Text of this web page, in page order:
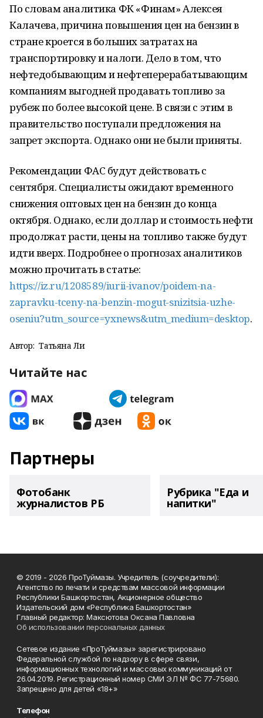
По словам аналитика ФК «Финам» Алексея
Калачева, причина повышения цен на бензин в
стране кроется в больших затратах на
транспортировку и налоги. Дело в том, что
нефтедобывающим и нефтеперерабатывающим
компаниям выгодней продавать топливо за
рубеж по более высокой цене. В связи с этим в
правительство поступали предложения на
запрет экспорта. Однако они не были приняты.
Рекомендации ФАС будут действовать с
сентября. Специалисты ожидают временного
снижения оптовых цен на бензин до конца
октября. Однако, если доллар и стоимость нефти
продолжат расти, цены на топливо также будут
идти вверх. Подробнее о прогнозах аналитиков
можно прочитать в статье:
https://iz.ru/1208589/iurii-ivanov/poidem-na-
zapravku-tceny-na-benzin-mogut-snizitsia-uzhe-
oseniu?utm_source=yxnews&utm_medium=desktop.
Автор: Татьяна Ли
Читайте нас
Партнеры
Фотобанк
журналистов РБ
Рубрика "Еда и
напитки"
© 2019 - 2026 ПроТуймазы. Учредитель (соучредители):
Агентство по печати и средствам массовой информации
Республики Башкортостан, Акционерное общество
Издательский дом «Республика Башкортостан»
Главный редактор: Максютова Оксана Павловна
Об использовании персональных данных
Сетевое издание «ПроТуймазы» зарегистрировано
Федеральной службой по надзору в сфере связи,
информационных технологий и массовых коммуникаций от
26.04.2019. Регистрационный номер СМИ ЭЛ № ФС 77-75680.
Запрещено для детей «18+»
Телефон